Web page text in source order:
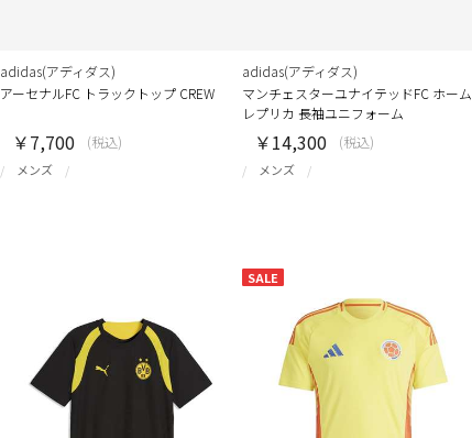
adidas(アディダス)
アーセナルFC トラックトップ CREW
メンズ
￥7,700 (税込)
adidas(アディダス)
マンチェスターユナイテッドFC ホーム
レプリカ 長袖ユニフォーム
メンズ
￥14,300 (税込)
SALE